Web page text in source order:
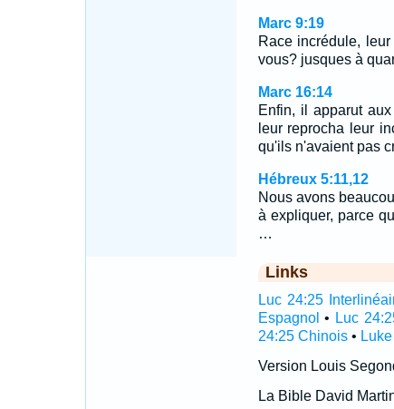
Marc 9:19
Race incrédule,
vous? jusques à
Marc 16:14
Enfin, il apparut
leur reprocha leur
qu'ils n'avaient pas
Hébreux 5:11,12
Nous avons
à expliquer, parce
…
Links
Luc 24:25
Espagnol • Luc
24:25 Chinois•
Version Louis
La Bible David